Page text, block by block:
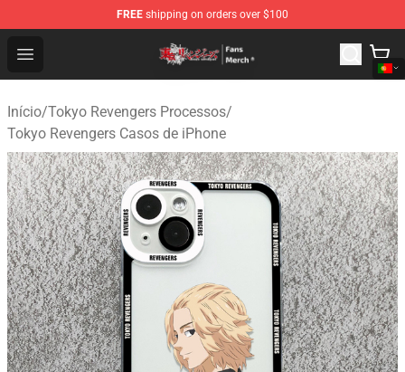
FREE shipping on orders over $100
Open menu
Tokyo Revengers Store - Official Tokyo Revengers
Início/Tokyo Revengers Processos/
Tokyo Revengers Casos de iPhone